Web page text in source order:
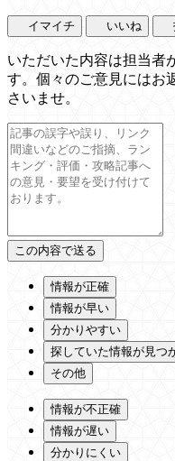
イマイチ いいね
いただいた内容は担当者
す。個々のご意見にはお
さいませ。
情報が正確
情報が早い
分かりやすい
探していた情報が見つ
その他
情報が不正確
情報が遅い
分かりにくい